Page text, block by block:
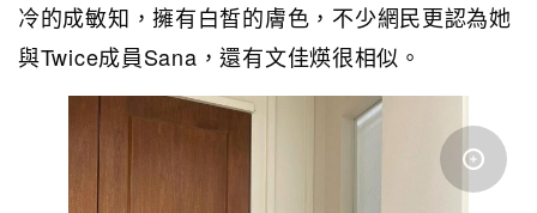
冷的成敏知，擁有白皙的膚色，不少網民更認為她
與Twice成員Sana，還有文佳煐很相似。